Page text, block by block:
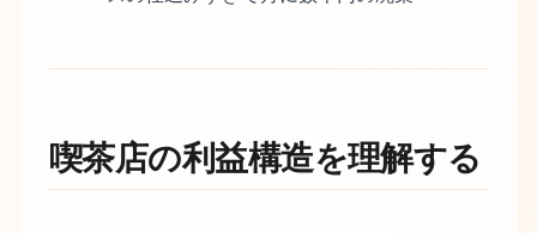
喫茶店の利益構造を理解する